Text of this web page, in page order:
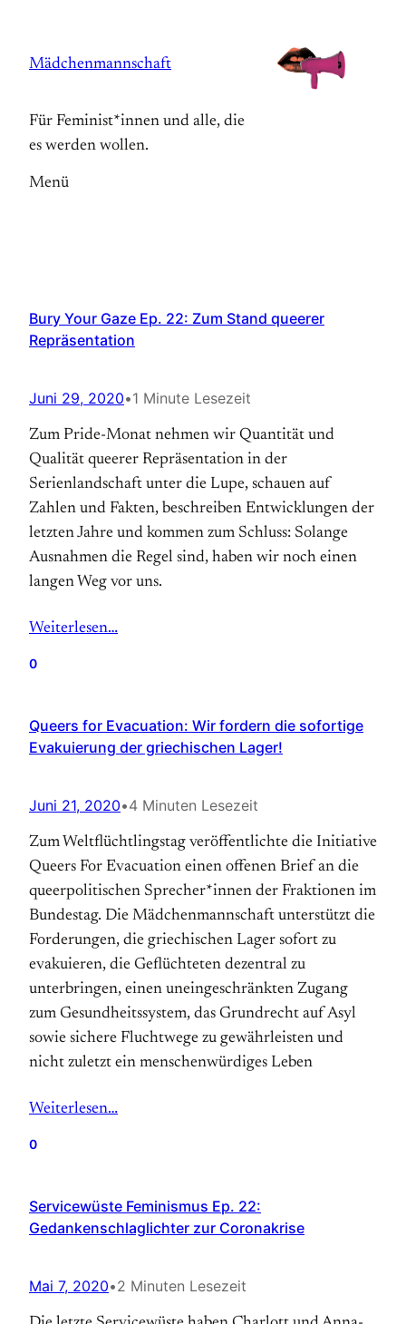
springen
Mädchenmannschaft
Für Feminist*innen und alle, die
es werden wollen.
Menü
Bury Your Gaze Ep. 22: Zum Stand queerer
Repräsentation
Juni 29, 2020•1 Minute Lesezeit
Zum Pride-Monat nehmen wir Quantität und
Qualität queerer Repräsentation in der
Serienlandschaft unter die Lupe, schauen auf
Zahlen und Fakten, beschreiben Entwicklungen der
letzten Jahre und kommen zum Schluss: Solange
Ausnahmen die Regel sind, haben wir noch einen
langen Weg vor uns.
Weiterlesen…
0
Queers for Evacuation: Wir fordern die sofortige
Evakuierung der griechischen Lager!
Juni 21, 2020•4 Minuten Lesezeit
Zum Weltflüchtlingstag veröffentlichte die Initiative
Queers For Evacuation einen offenen Brief an die
queerpolitischen Sprecher*innen der Fraktionen im
Bundestag. Die Mädchenmannschaft unterstützt die
Forderungen, die griechischen Lager sofort zu
evakuieren, die Geflüchteten dezentral zu
unterbringen, einen uneingeschränkten Zugang
zum Gesundheitssystem, das Grundrecht auf Asyl
sowie sichere Fluchtwege zu gewährleisten und
nicht zuletzt ein menschenwürdiges Leben
Weiterlesen…
0
Servicewüste Feminismus Ep. 22:
Gedankenschlaglichter zur Coronakrise
Mai 7, 2020•2 Minuten Lesezeit